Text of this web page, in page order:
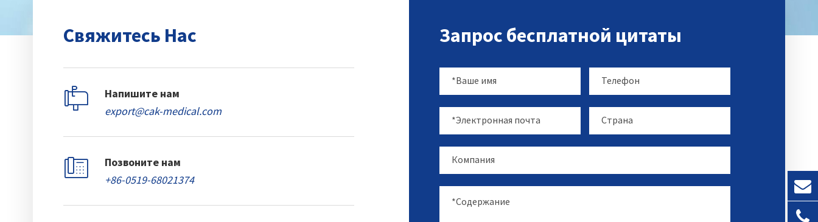
Свяжитесь Нас

Напишите нам
export@cak-medical.com

Позвоните нам
+86-0519-68021374
Запрос бесплатной цитаты